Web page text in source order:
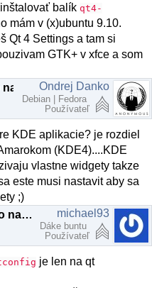
balík qt4-
mám v (x)ubuntu 9.10.
Qt 4 Settings a tam si
GTK+ v xfce a som
Ondrej Danko
Debian | Fedora
Používateľ
KDE aplikacie? je rozdiel
(KDE4)....KDE
vlastne widgety takze
este musi nastavit aby sa
;)
Re: Ubuntu, ako nastaviť systémový vzhľad pre aplikácie z KDE
michael93
Dáke buntu
Používateľ
je len na qt